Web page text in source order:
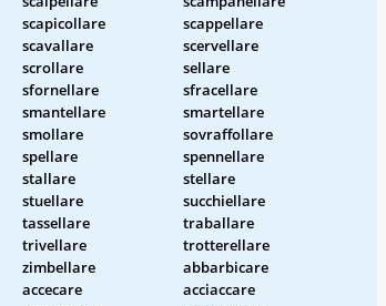
scapicollare
scappellare
scavallare
scervellare
scrollare
sellare
sfornellare
sfracellare
smantellare
smartellare
smollare
sovraffollare
spellare
spennellare
stallare
stellare
stuellare
succhiellare
tassellare
traballare
trivellare
trotterellare
zimbellare
abbarbicare
accecare
acciaccare